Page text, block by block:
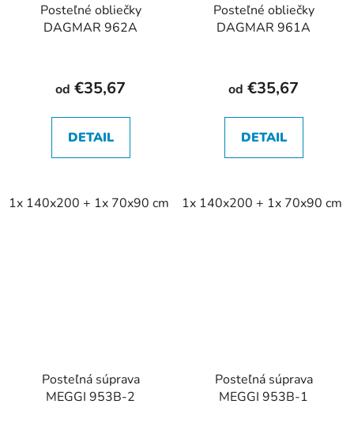
Posteľné obliečky
DAGMAR 962A
od €35,67
DETAIL
1x 140x200 + 1x 70x90 cm 1x 140x220 + 1x 70x90 cm
Posteľné obliečky
DAGMAR 961A
od €35,67
DETAIL
1x 140x200 + 1x 70x90 cm
Posteľná súprava
MEGGI 953B-2
Posteľná súprava
MEGGI 953B-1